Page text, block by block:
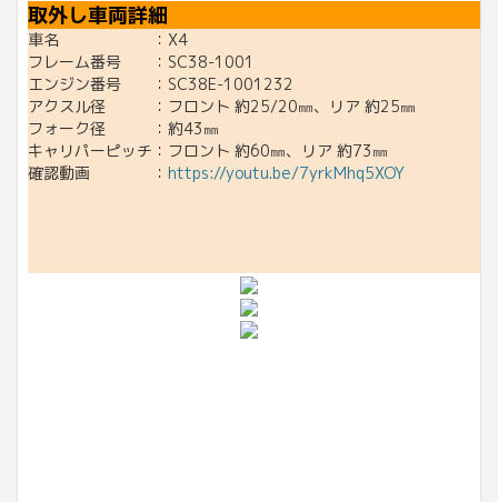
取外し車両詳細
車名 ：X4
フレーム番号 ：SC38-1001
エンジン番号 ：SC38E-1001232
アクスル径 ：フロント 約25/20㎜、リア 約25㎜
フォーク径 ：約43㎜
キャリパーピッチ：フロント 約60㎜、リア 約73㎜
確認動画 ： https://youtu.be/7yrkMhq5XOY